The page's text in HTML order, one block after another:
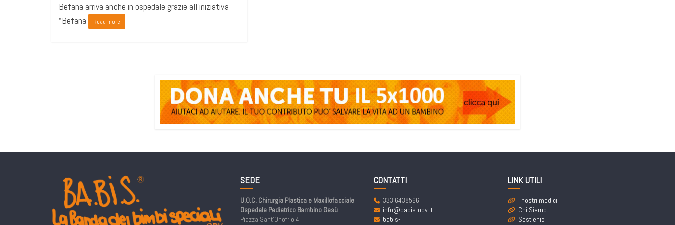
Befana arriva anche in ospedale grazie all'iniziativa
"Befana
Read more
SEDE
U.O.C. Chirurgia Plastica e Maxillofacciale
Ospedale Pediatrico Bambino Gesù
Piazza Sant’Onofrio 4,
CONTATTI
333.6438566
info@babis-odv.it
babis-
LINK UTILI
I nostri medici
Chi Siamo
Sostienici